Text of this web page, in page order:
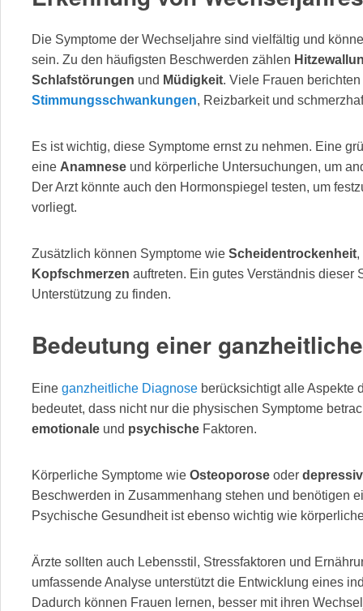
Die Symptome der Wechseljahre sind vielfältig und
sein. Zu den häufigsten Beschwerden zählen
Schlafstörungen und Müdigkeit. Viele Frauen
Stimmungsschwankungen, Reizbarkeit und
Es ist wichtig, diese Symptome ernst zu nehmen. Eine
eine Anamnese und körperliche Untersuchungen, um
Der Arzt könnte auch den Hormonspiegel testen, um
vorliegt.
Zusätzlich können Symptome wie Scheidentrockenheit,
Kopfschmerzen auftreten. Ein gutes Verständnis dieser
Unterstützung zu finden.
Bedeutung einer
Eine ganzheitliche Diagnose berücksichtigt alle Aspekte
bedeutet, dass nicht nur die physischen Symptome
emotionale und psychische Faktoren.
Körperliche Symptome wie Osteoporose oder
Beschwerden in Zusammenhang stehen und benötigen
Psychische Gesundheit ist ebenso wichtig wie
Ärzte sollten auch Lebensstil, Stressfaktoren und
umfassende Analyse unterstützt die Entwicklung eines
Dadurch können Frauen lernen, besser mit ihren